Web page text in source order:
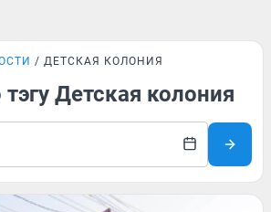
ДЕТСКАЯ КОЛОНИЯ
Детская колония